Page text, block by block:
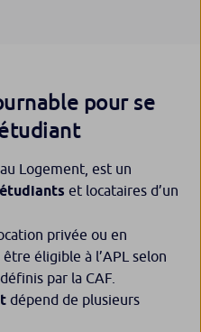
pour se
Logement, est un
et locataires d’un
privée ou en
éligible à l’APL selon
par la CAF.
dépend de plusieurs